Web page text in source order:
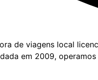
de viagens local
em 2009,